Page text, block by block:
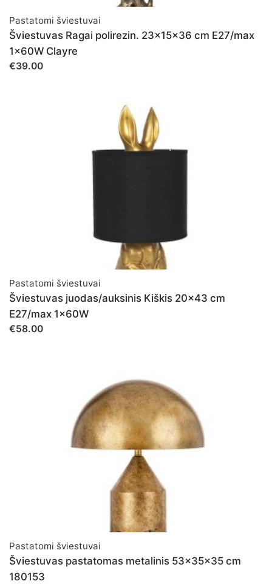
Pastatomi šviestuvai
Šviestuvas Ragai polirezin. 23x15x36 cm E27/max
1x60W Clayre
€39.00
Pastatomi šviestuvai
Šviestuvas juodas/auksinis Kiškis 20x43 cm
E27/max 1x60W
€58.00
Pastatomi šviestuvai
Šviestuvas pastatomas metalinis 53x35x35 cm
180153